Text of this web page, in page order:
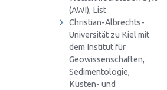
(AWI), List
Christian-Albrechts-
Universität zu Kiel mit
dem Institut für
Geowissenschaften,
Sedimentologie,
Küsten- und